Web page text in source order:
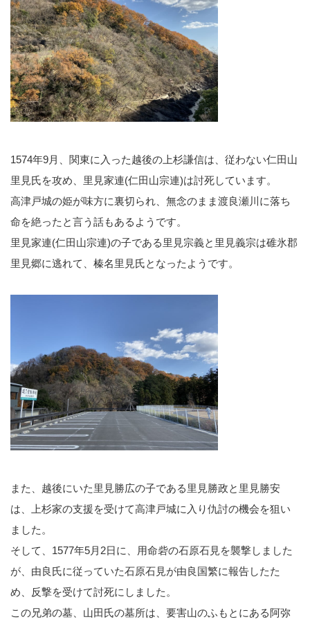
1574年9月、関東に入った越後の上杉謙信は、従わない仁田山
里見氏を攻め、里見家連(仁田山宗連)は討死しています。
高津戸城の姫が味方に裏切られ、無念のまま渡良瀬川に落ち
命を絶ったと言う話もあるようです。
里見家連(仁田山宗連)の子である里見宗義と里見義宗は碓氷郡
里見郷に逃れて、榛名里見氏となったようです。
また、越後にいた里見勝広の子である里見勝政と里見勝安
は、上杉家の支援を受けて高津戸城に入り仇討の機会を狙い
ました。
そして、1577年5月2日に、用命砦の石原石見を襲撃しました
が、由良氏に従っていた石原石見が由良国繁に報告したた
め、反撃を受けて討死にしました。
この兄弟の墓、山田氏の墓所は、要害山のふもとにある阿弥